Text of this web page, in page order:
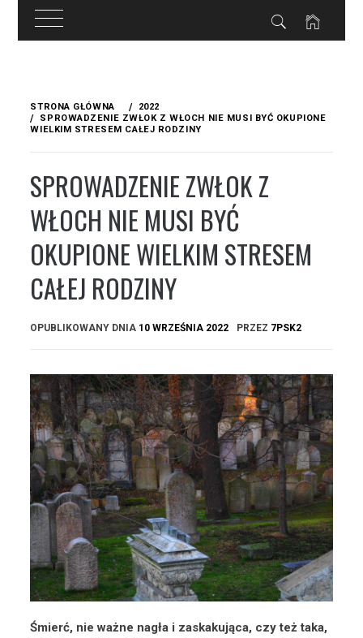
treści
STRONA GŁÓWNA
2022
SPROWADZENIE ZWŁOK Z WŁOCH NIE MUSI BYĆ OKUPIONE
WIELKIM STRESEM CAŁEJ RODZINY
SPROWADZENIE ZWŁOK Z
WŁOCH NIE MUSI BYĆ
OKUPIONE WIELKIM STRESEM
CAŁEJ RODZINY
OPUBLIKOWANY DNIA 10 WRZEŚNIA 2022 PRZEZ 7PSK2
Śmierć, nie ważne nagła i zaskakująca, czy też taka,